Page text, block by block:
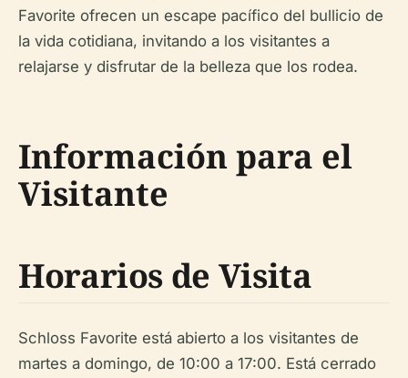
Favorite ofrecen un escape pacífico del bullicio de
la vida cotidiana, invitando a los visitantes a
relajarse y disfrutar de la belleza que los rodea.
Información para el
Visitante
Horarios de Visita
Schloss Favorite está abierto a los visitantes de
martes a domingo, de 10:00 a 17:00. Está cerrado